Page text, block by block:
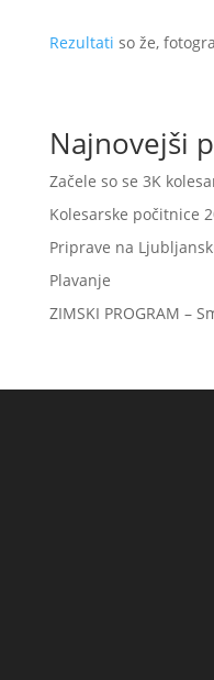
Rezultati so že,
Najnovejši
Začele so se 3K
Kolesarske počitnice
Priprave na
Plavanje
ZIMSKI PROGRAM –